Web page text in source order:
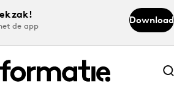
de app
Download
Abonneer nu
Abonneer nu